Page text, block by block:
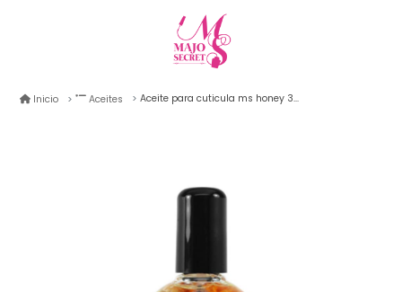
Inicio Aceites Aceite para cuticula ms honey 30ml